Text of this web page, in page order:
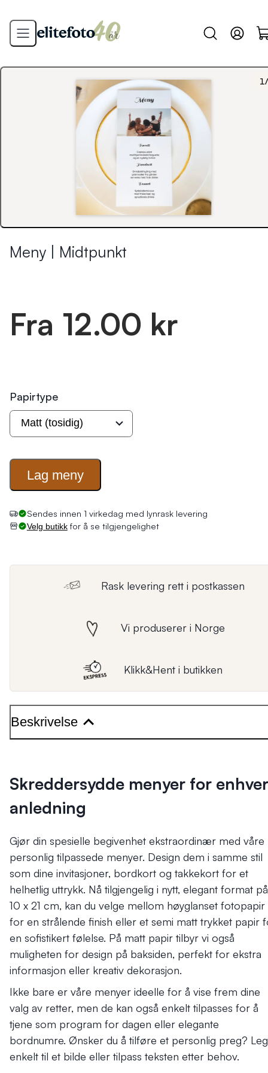
1 /
Meny | Midtpunkt
Fra 12.00 kr
Papirtype
Lag meny
Sendes innen 1 virkedag med lynrask levering
Velg butikkfor å se tilgjengelighet
Rask levering rett i postkassen
Vi produserer i Norge
Klikk&Hent i butikken
Beskrivelse
Skreddersydde menyer for enhver
anledning
Gjør din spesielle begivenhet ekstraordinær med våre
personlig tilpassede menyer. Design dem i samme stil
som dine invitasjoner, bordkort og takkekort for et
helhetlig uttrykk. Nå tilgjengelig i nytt, elegant format på
10 x 21 cm, kan du velge mellom høyglanset fotopapir
for en strålende finish eller et semi matt trykket papir
en sofistikert følelse. På matt papir tilbyr vi også
muligheten for design på baksiden, perfekt for ekstra
informasjon eller kreativ dekorasjon.
Ikke bare er våre menyer ideelle for å vise frem dine
valg av retter, men de kan også enkelt tilpasses for å
tjene som program for dagen eller elegante
bordnumre. Ønsker du å tilføre et personlig preg?
enkelt til et bilde eller tilpass teksten etter behov.